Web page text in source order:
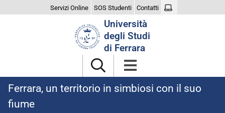
Servizi Online SOS Studenti Contatti
Università
degli Studi
di Ferrara
Ferrara, un territorio in simbiosi con il suo
fiume